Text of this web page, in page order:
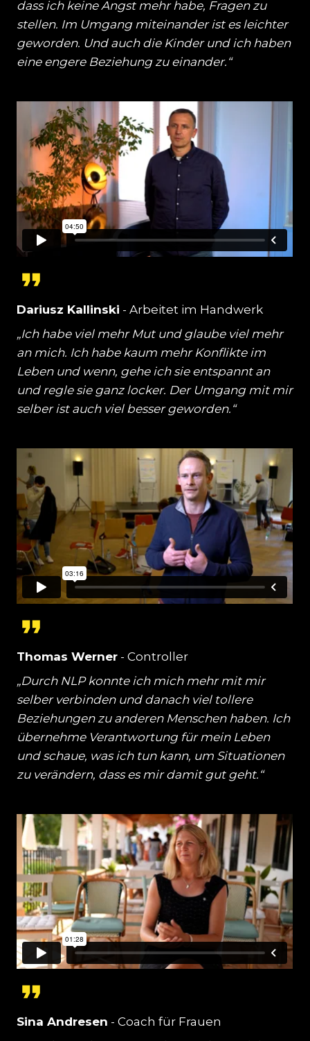
dass ich keine Angst mehr habe, Fragen zu
stellen. Im Umgang miteinander ist es leichter
geworden. Und auch die Kinder und ich haben
eine engere Beziehung zu einander.“
Dariusz Kallinski - Arbeitet im Handwerk
„Ich habe viel mehr Mut und glaube viel mehr
an mich. Ich habe kaum mehr Konflikte im
Leben und wenn, gehe ich sie entspannt an
und regle sie ganz locker. Der Umgang mit mir
selber ist auch viel besser geworden.“
Thomas Werner - Controller
„Durch NLP konnte ich mich mehr mit mir
selber verbinden und danach viel tollere
Beziehungen zu anderen Menschen haben. Ich
übernehme Verantwortung für mein Leben
und schaue, was ich tun kann, um Situationen
zu verändern, dass es mir damit gut geht.“
Sina Andresen - Coach für Frauen